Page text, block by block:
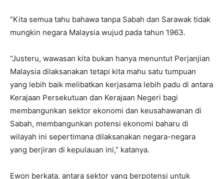
“Kita semua tahu bahawa tanpa Sabah dan Sarawak tidak
mungkin negara Malaysia wujud pada tahun 1963.
“Justeru, wawasan kita bukan hanya menuntut Perjanjian
Malaysia dilaksanakan tetapi kita mahu satu tumpuan
yang lebih baik melibatkan kerjasama lebih padu di antara
Kerajaan Persekutuan dan Kerajaan Negeri bagi
membangunkan sektor ekonomi dan keusahawanan di
Sabah, membangunkan potensi ekonomi baharu di
wilayah ini sepertimana dilaksanakan negara-negara
yang berjiran di kepulauan ini,” katanya.
Ewon berkata, antara sektor yang berpotensi untuk